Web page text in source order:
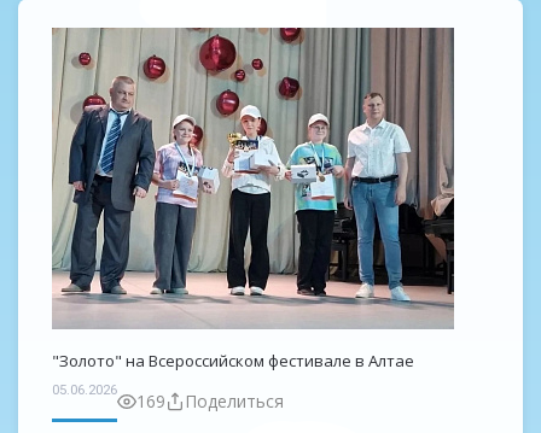
"Золото" на Всероссийском фестивале в Алтае
05.06.2026 169 Поделиться